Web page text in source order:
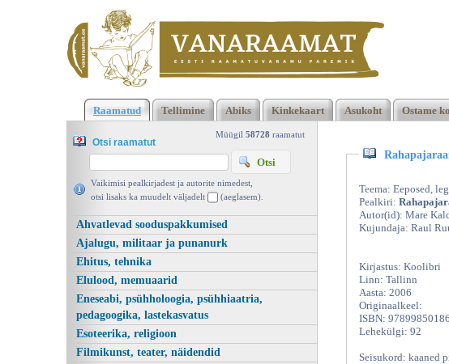
Klõpsa siia , et näha täielikku loendit!Rahapajaraamat, Mare
Kalda, Koolibri 2006 | vanaraamat. ee
Raamatud Tellimine Abiks Kinkekaart Asukoht Ostame
Müügil 58728 raamatut
Otsi raamatut
Vaikimisi pealkirjadest ja autorite nimedest,
otsi lisaks ka muudelt väljadelt
(aeglasem).
Ahvatlevad sooduspakkumised
Ajalugu, militaar ja punanurk
Ehitus, tehnika
Elulood, memuaarid
Eneseabi, psühholoogia, psühhiaatria,
pedagoogika, lastekasvatus
Esoteerika, religioon
Filmikunst, teater, näidendid
Teema: Eeposed,
Pealkiri:
Autor(id): Mare
Kujundaja: Raul
Kirjastus: Koolibri
Linn: Tallinn
Aasta: 2006
Originaalkeel:
ISBN:
Lehekülgi: 92
Seisukord: kaaned